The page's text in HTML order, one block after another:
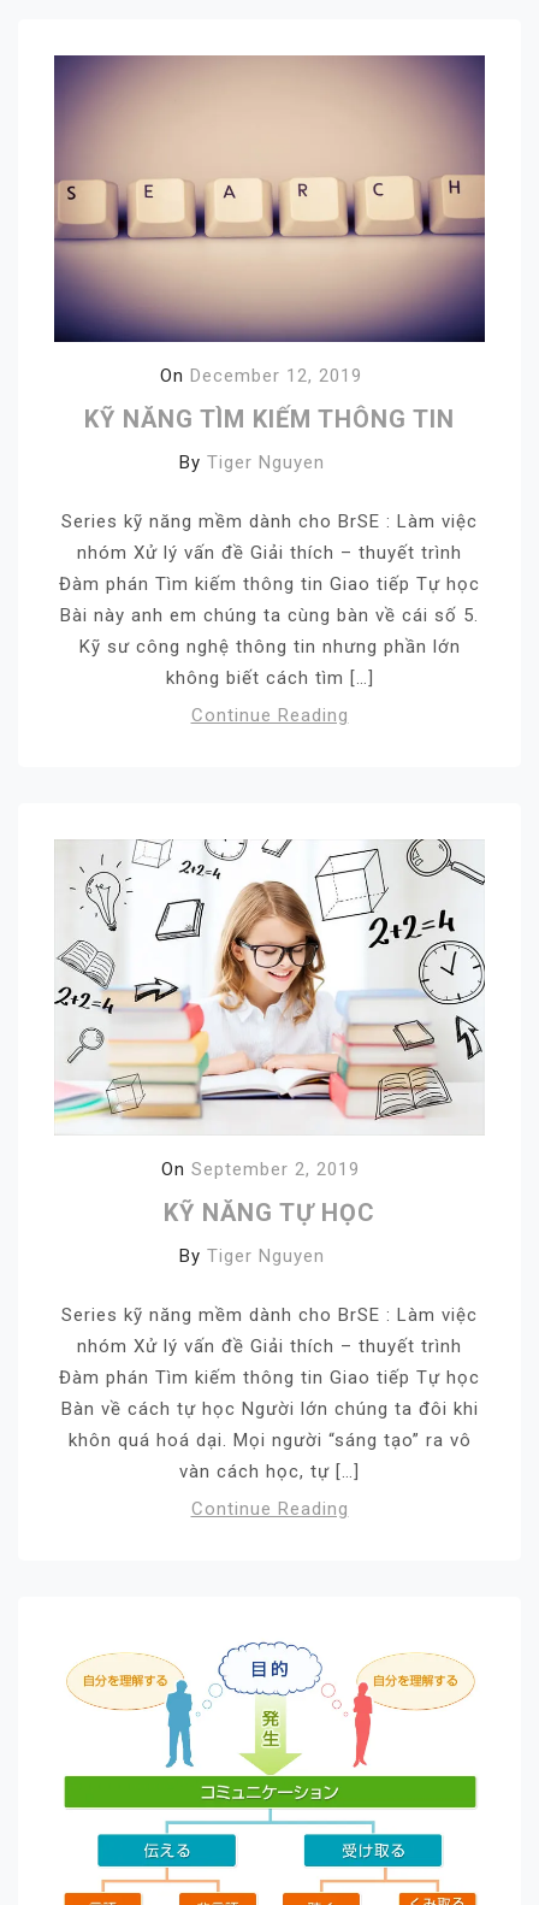
On December 12, 2019
KỸ NĂNG TÌM KIẾM THÔNG TIN
By Tiger Nguyen
Series kỹ năng mềm dành cho BrSE : Làm việc
nhóm Xử lý vấn đề Giải thích – thuyết trình
Đàm phán Tìm kiếm thông tin Giao tiếp Tự học
Bài này anh em chúng ta cùng bàn về cái số 5.
Kỹ sư công nghệ thông tin nhưng phần lớn
không biết cách tìm […]
Continue Reading
On September 2, 2019
KỸ NĂNG TỰ HỌC
By Tiger Nguyen
Series kỹ năng mềm dành cho BrSE : Làm việc
nhóm Xử lý vấn đề Giải thích – thuyết trình
Đàm phán Tìm kiếm thông tin Giao tiếp Tự học
Bàn về cách tự học Người lớn chúng ta đôi khi
khôn quá hoá dại. Mọi người “sáng tạo” ra vô
vàn cách học, tự […]
Continue Reading